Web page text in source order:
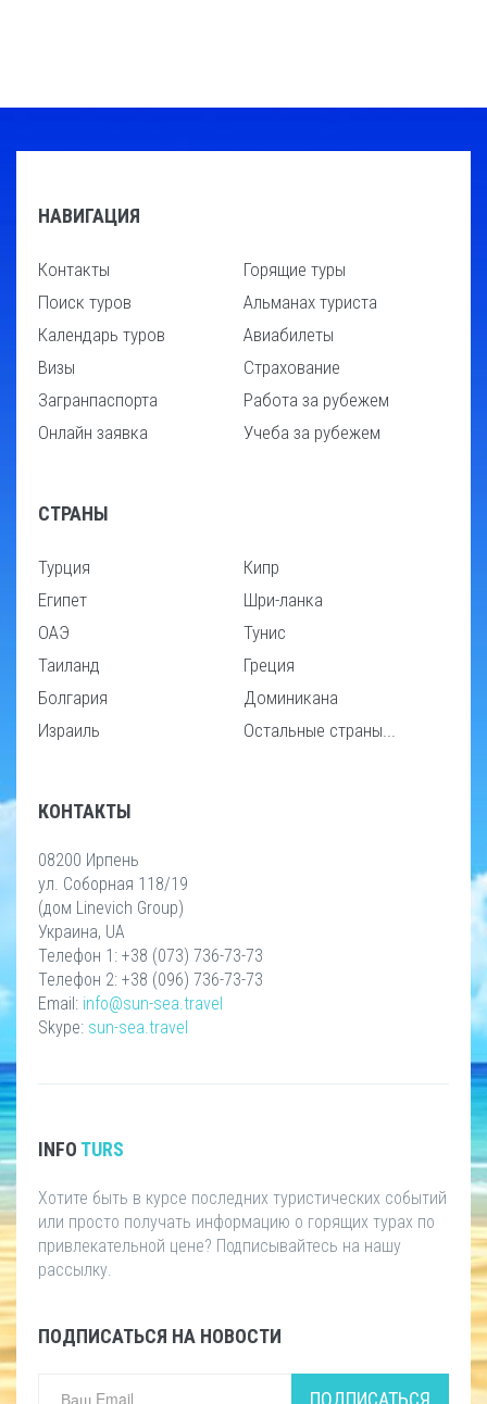
НАВИГАЦИЯ
Контакты
Поиск туров
Календарь туров
Визы
Загранпаспорта
Онлайн заявка
Горящие туры
Альманах туриста
Авиабилеты
Страхование
Работа за рубежем
Учеба за рубежем
СТРАНЫ
Турция
Египет
ОАЭ
Таиланд
Болгария
Израиль
Кипр
Шри-ланка
Тунис
Греция
Доминикана
Остальные страны...
КОНТАКТЫ
08200 Ирпень
ул. Соборная 118/19
(дом Linevich Group)
Украина, UA
Телефон 1: +38 (073) 736-73-73
Телефон 2: +38 (096) 736-73-73
Email: info@sun-sea.travel
Skype: sun-sea.travel
INFO TURS
Хотите быть в курсе последних туристических событий
или просто получать информацию о горящих турах по
привлекательной цене? Подписывайтесь на нашу
рассылку.
ПОДПИСАТЬСЯ НА НОВОСТИ
ПОДПИСАТЬСЯ